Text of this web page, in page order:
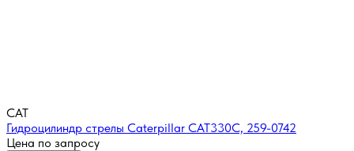
CAT
Гидроцилиндр стрелы Caterpillar CAT330C, 259-0742
Цена по запросу